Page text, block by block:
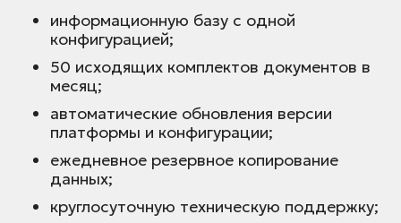
информационную базу с одной
конфигурацией;
50 исходящих комплектов документов в
месяц;
автоматические обновления версии
платформы и конфигурации;
ежедневное резервное копирование
данных;
круглосуточную техническую поддержку;